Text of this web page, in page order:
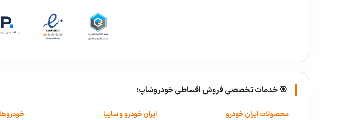
🎯 خدمات تخصصی فروش اقساطی خودروشاپ:
محصولات ایران خودرو ایران خودرو و سایپا